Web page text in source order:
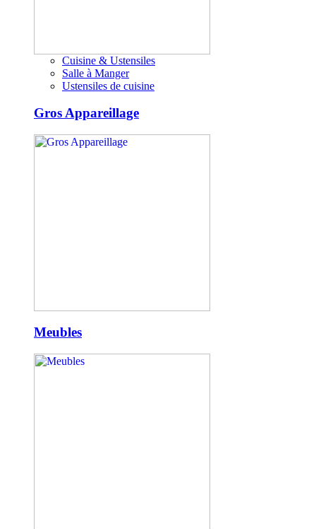
Cuisine & Ustensiles
Salle à Manger
Ustensiles de cuisine
Gros Appareillage
Meubles